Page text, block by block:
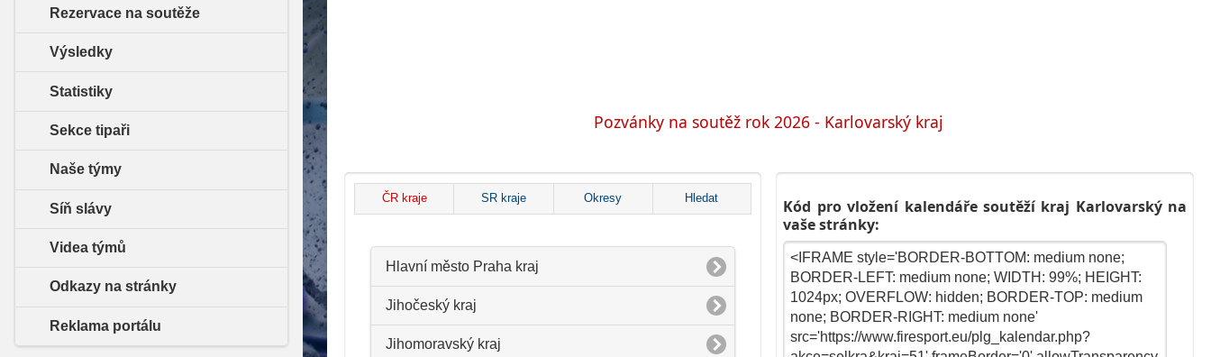
Pozvánky na soutěž rok 2026 - Karlovarský kraj
ČR kraje SR kraje Okresy Hledat
Hlavní město Praha kraj
Jihočeský kraj
Jihomoravský kraj
Kód pro vložení kalendáře soutěží kraj Karlovarský na
vaše stránky:
Rezervace na soutěže
Výsledky
Statistiky
Sekce tipaři
Naše týmy
Síň slávy
Videa týmů
Odkazy na stránky
Reklama portálu